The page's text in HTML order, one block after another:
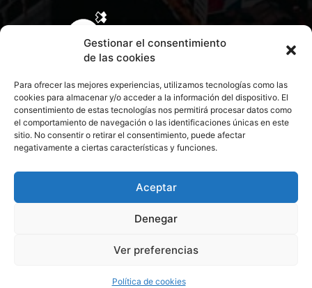
Gestionar el consentimiento
de las cookies
Para ofrecer las mejores experiencias, utilizamos tecnologías como las
cookies para almacenar y/o acceder a la información del dispositivo. El
consentimiento de estas tecnologías nos permitirá procesar datos como
el comportamiento de navegación o las identificaciones únicas en este
sitio. No consentir o retirar el consentimiento, puede afectar
negativamente a ciertas características y funciones.
Aceptar
Denegar
Ver preferencias
Política de cookies
CONTACTA CON NOSOTROS
© 2026 Todos los derechos reservados. Culturamanía